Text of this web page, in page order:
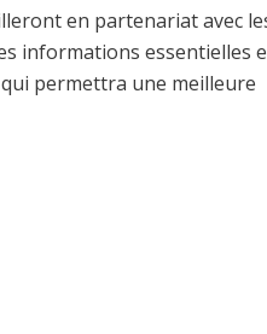
en partenariat avec
informations essentielles
permettra une meilleure